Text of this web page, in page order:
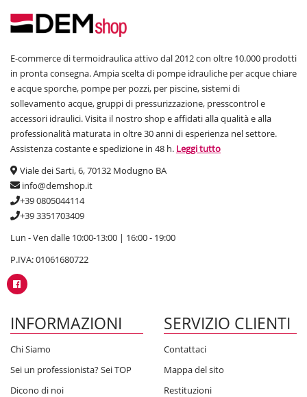
E-commerce di termoidraulica attivo dal 2012 con oltre 10.000 prodotti
in pronta consegna. Ampia scelta di pompe idrauliche per acque chiare
e acque sporche, pompe per pozzi, per piscine, sistemi di
sollevamento acque, gruppi di pressurizzazione, presscontrol e
accessori idraulici. Visita il nostro shop e affidati alla qualità e alla
professionalità maturata in oltre 30 anni di esperienza nel settore.
Assistenza costante e spedizione in 48 h. Leggi tutto
Viale dei Sarti, 6, 70132 Modugno BA
info@demshop.it
+39 0805044114
+39 3351703409
Lun - Ven dalle 10:00-13:00 | 16:00 - 19:00
P.IVA: 01061680722
INFORMAZIONI
Chi Siamo
Sei un professionista? Sei TOP
Dicono di noi
SERVIZIO CLIENTI
Contattaci
Mappa del sito
Restituzioni